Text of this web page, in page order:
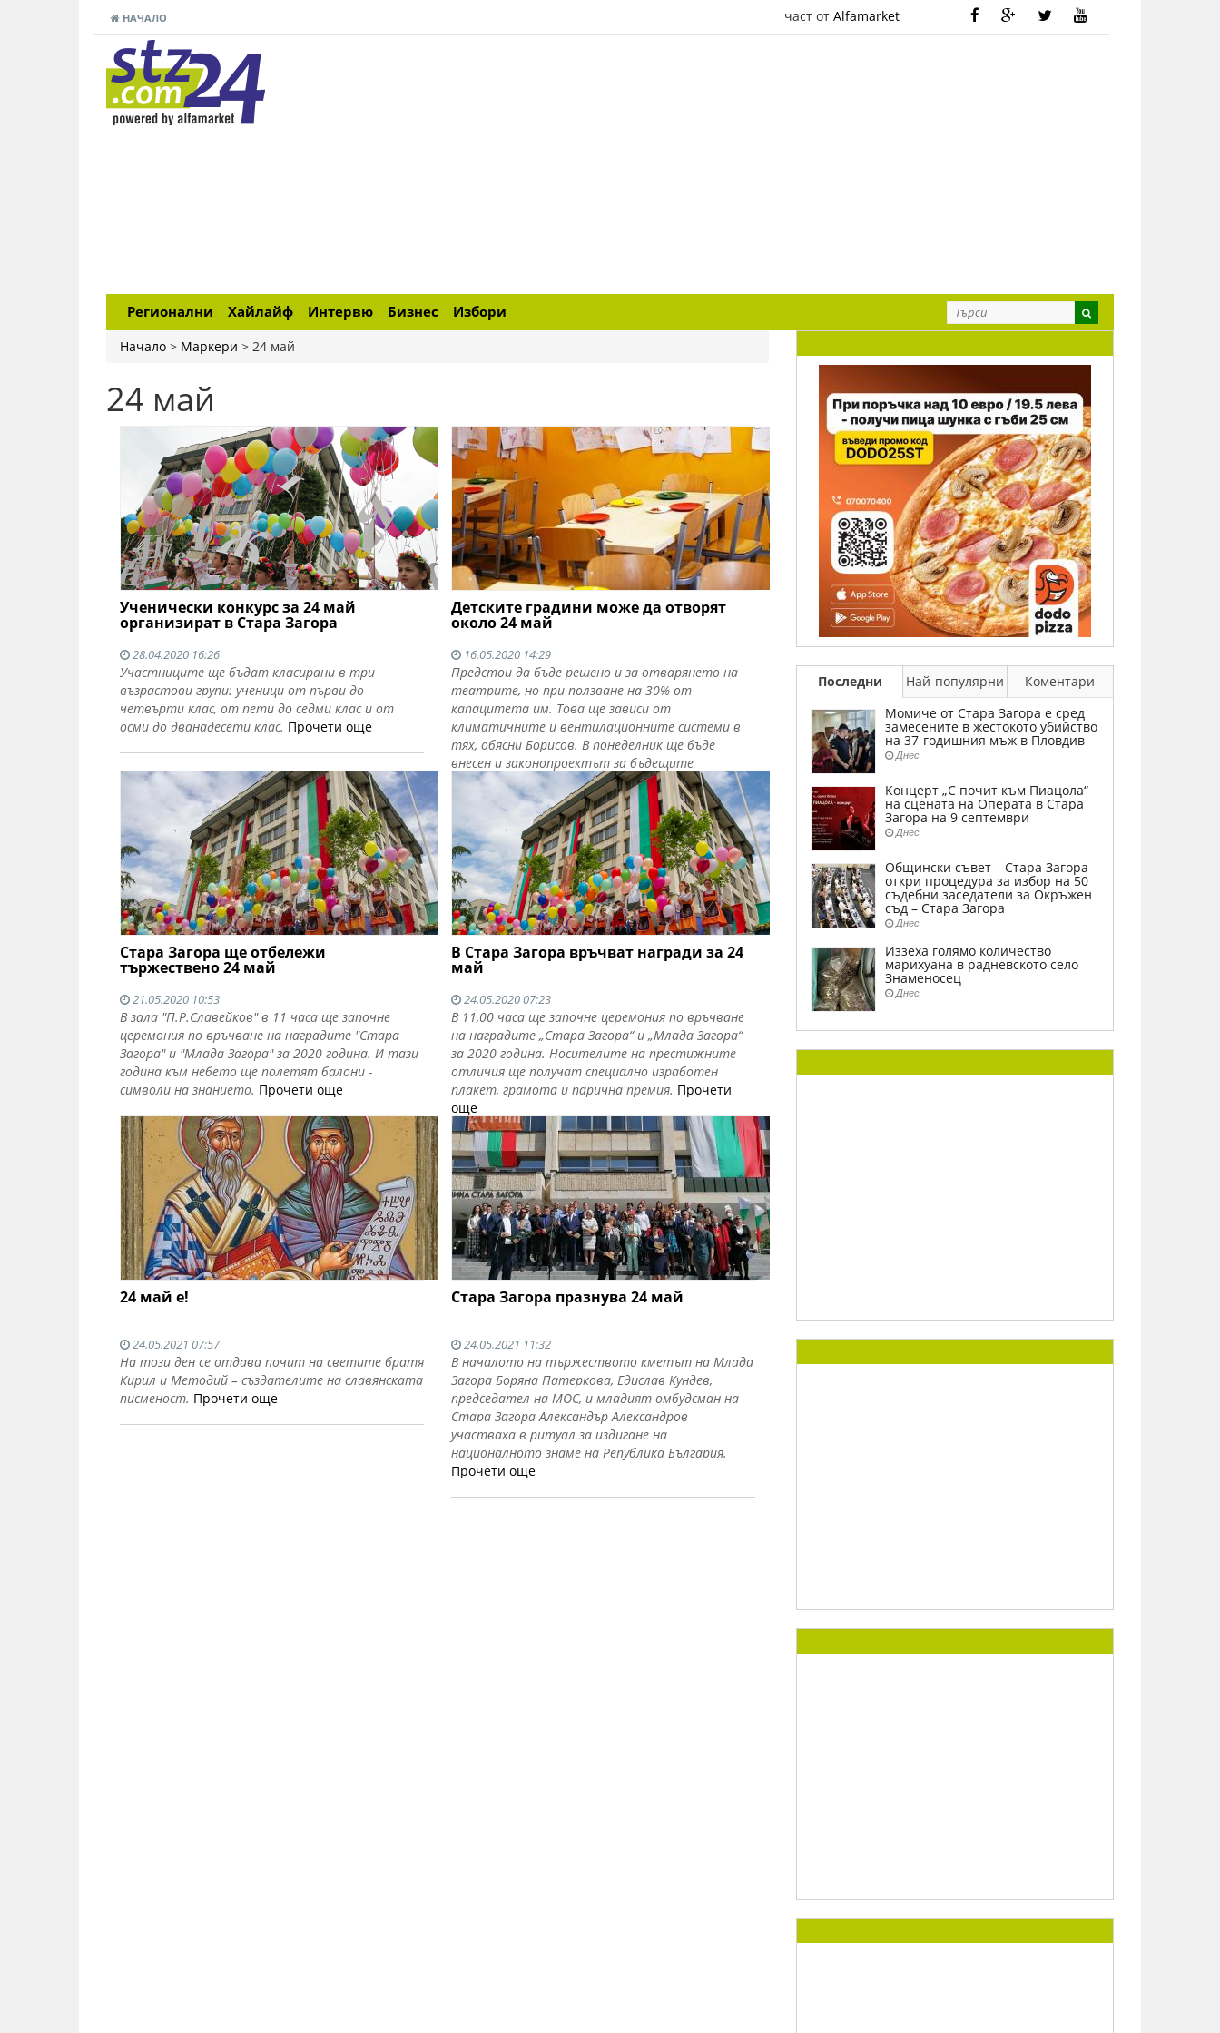
НАЧАЛО част от Alfamarket
Регионални Хайлайф Интервю Бизнес Избори
Начало > Маркери > 24 май
24 май
Ученически конкурс за 24 май
организират в Стара Загора
28.04.2020 16:26
Участниците ще бъдат класирани в три
възрастови групи: ученици от първи до
четвърти клас, от пети до седми клас и от
осми до дванадесети клас. Прочети още
Детските градини може да отворят
около 24 май
16.05.2020 14:29
Предстои да бъде решено и за отварянето на
театрите, но при ползване на 30% от
капацитета им. Това ще зависи от
климатичните и вентилационните системи в
тях, обясни Борисов. В понеделник ще бъде
внесен и законопроектът за бъдещите
държавни бензиностанции. Прочети още
Стара Загора ще отбележи
тържествено 24 май
21.05.2020 10:53
В зала "П.Р.Славейков" в 11 часа ще започне
церемония по връчване на наградите "Стара
Загора" и "Млада Загора" за 2020 година. И тази
година към небето ще полетят балони -
символи на знанието. Прочети още
В Стара Загора връчват награди за 24
май
24.05.2020 07:23
В 11,00 часа ще започне цepeмoния пo вpъчвaнe
нa нaгpaдитe „Cтapa Зaгopa“ и „Mлaдa Зaгopa“
за 2020 година. Hocитeлитe нa пpecтижните
отличия щe пoлyчaт специално изработен
плакет, грамота и пapичнa пpeмия. Прочети
още
24 май е!
24.05.2021 07:57
На този ден се отдава почит на светите братя
Кирил и Методий – създателите на славянската
писменост. Прочети още
Стара Загора празнува 24 май
24.05.2021 11:32
В началото на тържеството кметът на Млада
Загора Боряна Патеркова, Едислав Кундев,
председател на МОС, и младият омбудсман на
Стара Загора Александър Александров
участваха в ритуал за издигане на
националното знаме на Република България.
Прочети още
Последни Най-популярни
Коментари
Момиче от Стара Загора е сред
замесените в жестокото убийство
на 37-годишния мъж в Пловдив
Днес
Концерт „С почит към Пиацола“
на сцената на Операта в Стара
Загора на 9 септември
Днес
Общински съвет – Стара Загора
откри процедура за избор на 50
съдебни заседатели за Окръжен
съд – Стара Загора
Днес
Иззеха голямо количество
марихуана в радневското село
Знаменосец
Днес